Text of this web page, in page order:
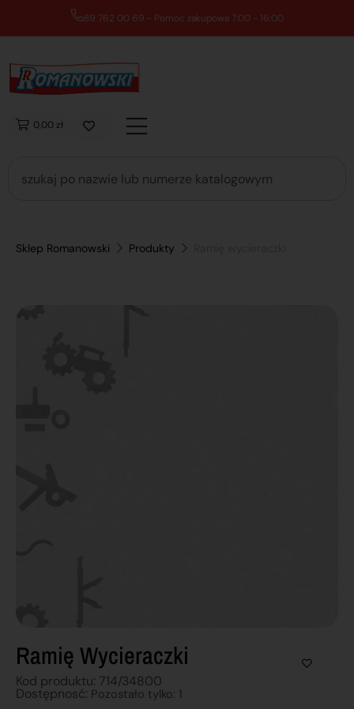
89 762 00 69 - Pomoc zakupowa 7:00 - 16:00
0,00 zł
Sklep Romanowski Produkty
Ramię Wycieraczki
Kod produktu: 714/34800
Dostępnosć: Pozostało tylko: 1